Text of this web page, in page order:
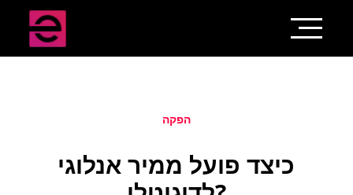
הפקה
כיצד פועל ממיר אנלוגי